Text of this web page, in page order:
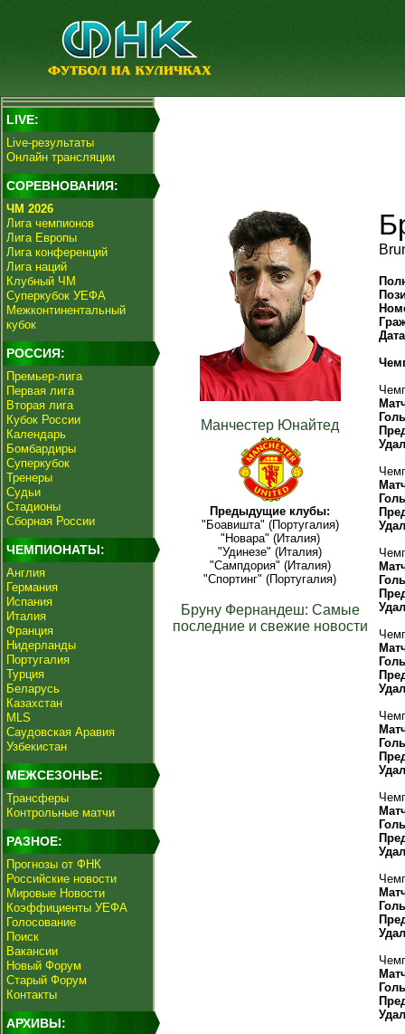
LIVE:
Live-результаты
Онлайн трансляции
СОРЕВНОВАНИЯ:
ЧМ 2026
Лига чемпионов
Лига Европы
Лига конференций
Лига наций
Клубный ЧМ
Суперкубок УЕФА
Межконтинентальный
кубок
РОССИЯ:
Премьер-лига
Первая лига
Вторая лига
Кубок России
Календарь
Бомбардиры
Суперкубок
Тренеры
Судьи
Стадионы
Сборная России
ЧЕМПИОНАТЫ:
Англия
Германия
Испания
Италия
Франция
Нидерланды
Португалия
Турция
Беларусь
Казахстан
MLS
Саудовская Аравия
Узбекистан
МЕЖСЕЗОНЬЕ:
Трансферы
Контрольные матчи
РАЗНОЕ:
Прогнозы от ФНК
Российские новости
Мировые Новости
Коэффициенты УЕФА
Голосование
Поиск
Вакансии
Новый Форум
Старый Форум
Контакты
АРХИВЫ:
Манчестер Юнайтед
Предыдущие клубы:
"Боавишта" (Португалия)
"Новара" (Италия)
"Удинезе" (Италия)
"Сампдория" (Италия)
"Спортинг" (Португалия)
Бруну Фернандеш: Самые
последние и свежие новости